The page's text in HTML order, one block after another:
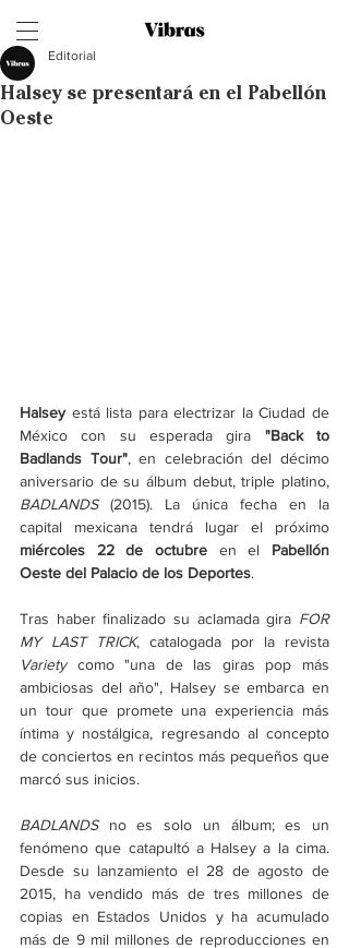
Halsey se presentará en el Pabellón
Oeste
Editorial
Halsey está lista para electrizar la Ciudad de
México con su esperada gira "Back to
Badlands Tour", en celebración del décimo
BADLANDS (2015). La única fecha en la
miércoles 22 de octubre en el Pabellón
Oeste del Palacio de los Deportes.
Tras haber finalizado su aclamada gira FOR
MY LAST TRICK
Variety como "una de las giras pop más
ambiciosas del año", Halsey se embarca en
un tour que promete una experiencia más
íntima y nostálgica, regresando al concepto
de conciertos en recintos más pequeños que
marcó sus inicios.
BADLANDS no es solo un álbum; es un
fenómeno que catapultó a Halsey a la cima.
Desde su lanzamiento el 28 de agosto de
2015, ha vendido más de tres millones de
copias en Estados Unidos y ha acumulado